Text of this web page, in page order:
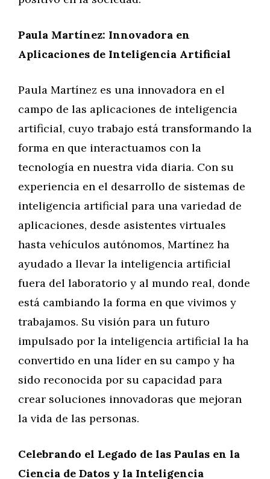
Paula Martínez: Innovadora en
Aplicaciones de Inteligencia Artificial
Paula Martínez es una innovadora en el
campo de las aplicaciones de inteligencia
artificial, cuyo trabajo está transformando la
forma en que interactuamos con la
tecnología en nuestra vida diaria. Con su
experiencia en el desarrollo de sistemas de
inteligencia artificial para una variedad de
aplicaciones, desde asistentes virtuales
hasta vehículos autónomos, Martínez ha
ayudado a llevar la inteligencia artificial
fuera del laboratorio y al mundo real, donde
está cambiando la forma en que vivimos y
trabajamos. Su visión para un futuro
impulsado por la inteligencia artificial la ha
convertido en una líder en su campo y ha
sido reconocida por su capacidad para
crear soluciones innovadoras que mejoran
la vida de las personas.
Celebrando el Legado de las Paulas en la
Ciencia de Datos y la Inteligencia